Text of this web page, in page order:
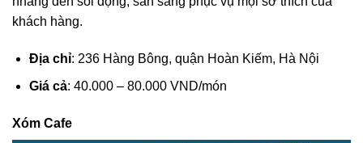
khách hàng.
Địa chỉ: 236 Hàng Bông, quận Hoàn Kiếm, Hà Nội
Giá cả: 40.000 – 80.000 VND/món
Xóm Cafe